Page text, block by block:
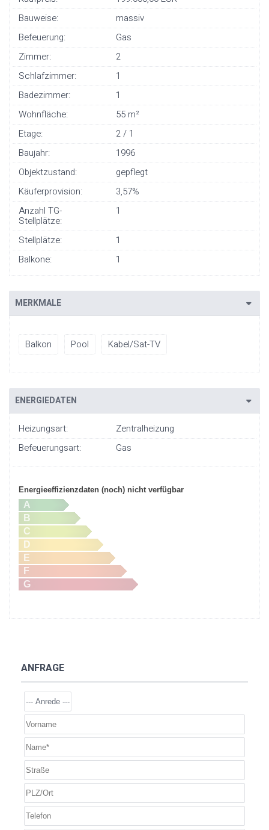
Bauweise:
massiv
Befeuerung:
Gas
Zimmer:
2
Schlafzimmer:
1
Badezimmer:
1
Wohnfläche:
55 m²
Etage:
2 / 1
Baujahr:
1996
Objektzustand:
gepflegt
Käuferprovision:
3,57%
Anzahl TG-
Stellplätze:
1
Stellplätze:
1
Balkone:
1
MERKMALE
Balkon Pool Kabel/Sat-TV
ENERGIEDATEN
Heizungsart:
Zentralheizung
Befeuerungsart:
Gas
Energieeffizienzdaten (noch) nicht verfügbar
A
B
C
D
E
F
G
ANFRAGE